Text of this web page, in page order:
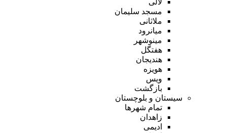
مسجد سلیمان
ملاثانی
میانرود
مینوشهر
هفتگل
هندیجان
هویزه
ویس
بازگشت
سیستان و بلوچستان
تمام شهر‌ها
زاهدان
ادیمی